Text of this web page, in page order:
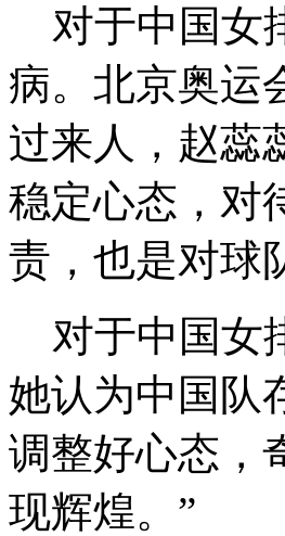
对于中国女
病。北京奥运
过来人，赵蕊
稳定心态，对
责，也是对球
对于中国女
她认为中国队
调整好心态，
现辉煌。”